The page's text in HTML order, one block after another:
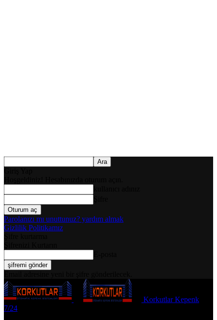
Parolanızı mı unuttunuz? yardım almak
Gizlilik Politikamız
Korkutlar Kepenk
7/24